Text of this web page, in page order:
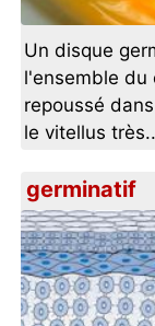
Un disque
l'ensemble du
repoussé
le vitellus
germinatif